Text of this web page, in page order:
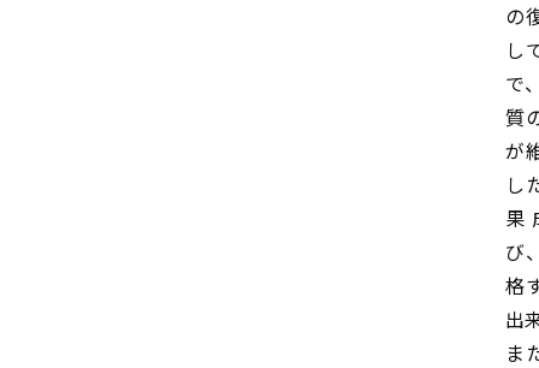
の
し
で
質
が
し
果
び
格
出
ま